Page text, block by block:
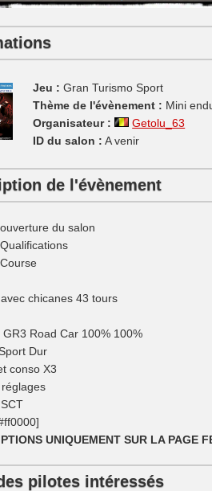
Jeu : Gran Turismo Sport
Thème de l'évènement : Mini
Organisateur :
Getolu_63
ID du salon : A venir
de l'évènement
du salon
chicanes 43 tours
GR3 Road Car 100% 100%
Dur
conso X3
UNIQUEMENT SUR LA PAGE
pilotes intéressés